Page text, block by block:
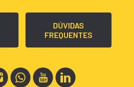
DÚVIDAS
FREQUENTES